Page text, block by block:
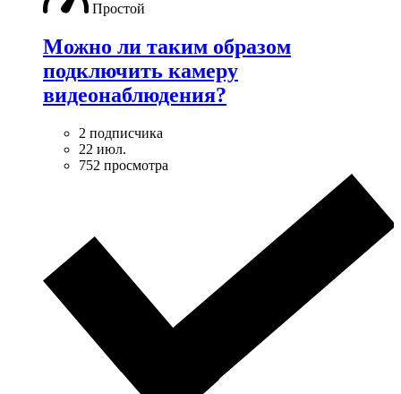
Простой
Можно ли таким образом
подключить камеру
видеонаблюдения?
2 подписчика
22 июл.
752 просмотра